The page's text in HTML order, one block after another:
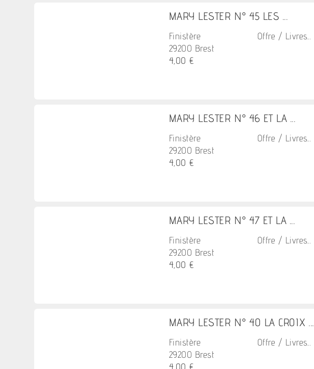
MARY LESTER N° 45 LES ...
Finistère
29200 Brest
4,00 €
Offre / Livres...
MARY LESTER N° 46 ET LA ...
Finistère
29200 Brest
4,00 €
Offre / Livres...
MARY LESTER N° 47 ET LA ...
Finistère
29200 Brest
4,00 €
Offre / Livres...
MARY LESTER N° 40 LA CROIX ...
Finistère
29200 Brest
4,00 €
Offre / Livres...